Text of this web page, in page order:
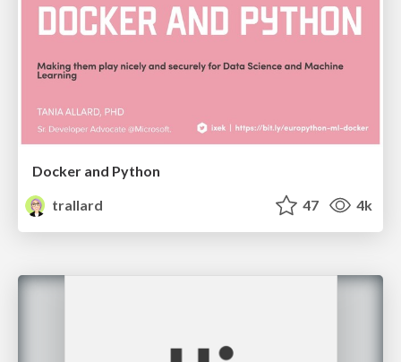
Docker and Python
trallard
47 4k